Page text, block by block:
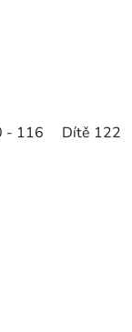
- 116 Dítě 122